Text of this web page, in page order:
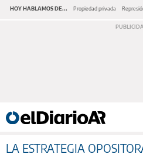
HOY HABLAMOS DE... Propiedad privada
LA ESTRATEGIA